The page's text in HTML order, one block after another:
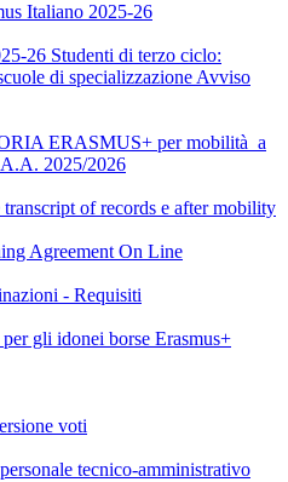
Italiano 2025-26
26 Studenti di terzo ciclo:
di specializzazione Avviso
ERASMUS+ per mobilità a
2025/2026
transcript of records e after mobility
Agreement On Line
- Requisiti
gli idonei borse Erasmus+
voti
tecnico-amministrativo